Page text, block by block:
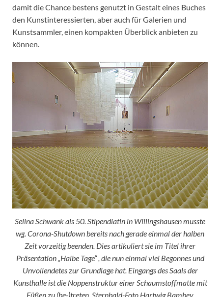
damit die Chance bestens genutzt in Gestalt eines Buches
den Kunstinteressierten, aber auch für Galerien und
Kunstsammler, einen kompakten Überblick anbieten zu
können.
Selina Schwank als 50. Stipendiatin in Willingshausen musste
wg. Corona-Shutdown bereits nach gerade einmal der halben
Zeit vorzeitig beenden. Dies artikuliert sie im Titel ihrer
Präsentation„Halbe Tage“ , die nun einmal viel Begonnes und
Unvollendetes zur Grundlage hat. Eingangs des Saals der
Kunsthalle ist die Noppenstruktur einer Schaumstoffmatte mit
Füßen zu (be-)treten. Sternbald-Foto Hartwig Bambey